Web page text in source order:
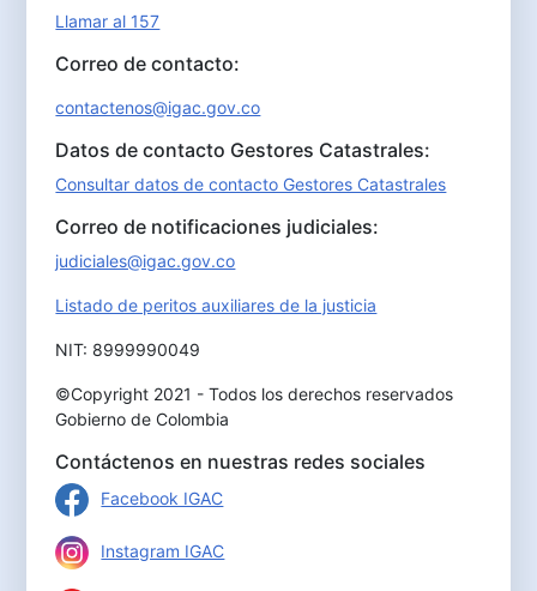
Llamar al 157
Correo de contacto:
contactenos@igac.gov.co
Datos de contacto Gestores Catastrales:
Consultar datos de contacto Gestores Catastrales
Correo de notificaciones judiciales:
judiciales@igac.gov.co
Listado de peritos auxiliares de la justicia
NIT: 8999990049
©Copyright 2021 - Todos los derechos reservados
Gobierno de Colombia
Contáctenos en nuestras redes sociales
Facebook IGAC
Instagram IGAC